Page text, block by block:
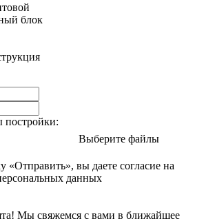
блок
постройки:
Выберите файлы
вы даете согласие на
данных
Мы свяжемся с вами в ближайшее